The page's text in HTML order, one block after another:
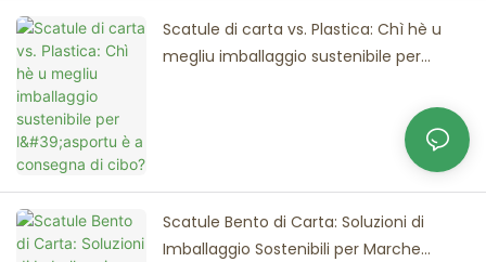
Scatule di carta vs. Plastica: Chì hè u
megliu imballaggio sustenibile per
Scatule Bento di Carta: Soluzioni di
Imballaggio Sostenibili per Marche